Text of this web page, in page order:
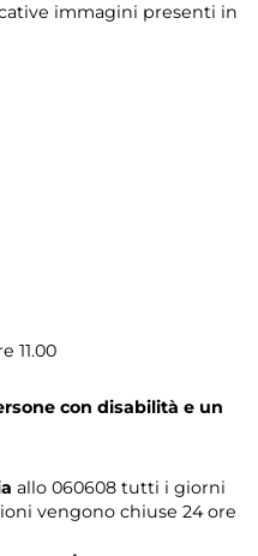
immagini presenti in
11.00
con disabilità e un
allo 060608 tutti i giorni
vengono chiuse 24 ore